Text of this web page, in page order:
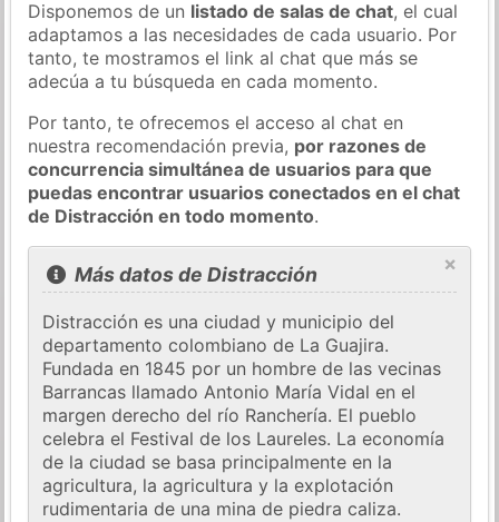
Disponemos de un listado de salas de chat, el cual
adaptamos a las necesidades de cada usuario. Por
tanto, te mostramos el link al chat que más se
adecúa a tu búsqueda en cada momento.
Por tanto, te ofrecemos el acceso al chat en
nuestra recomendación previa, por razones de
concurrencia simultánea de usuarios para que
puedas encontrar usuarios conectados en el chat
de Distracción en todo momento.
×
Más datos de Distracción
Distracción es una ciudad y municipio del
departamento colombiano de La Guajira.
Fundada en 1845 por un hombre de las vecinas
Barrancas llamado Antonio María Vidal en el
margen derecho del río Ranchería. El pueblo
celebra el Festival de los Laureles. La economía
de la ciudad se basa principalmente en la
agricultura, la agricultura y la explotación
rudimentaria de una mina de piedra caliza.